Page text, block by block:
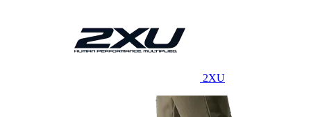
2XU